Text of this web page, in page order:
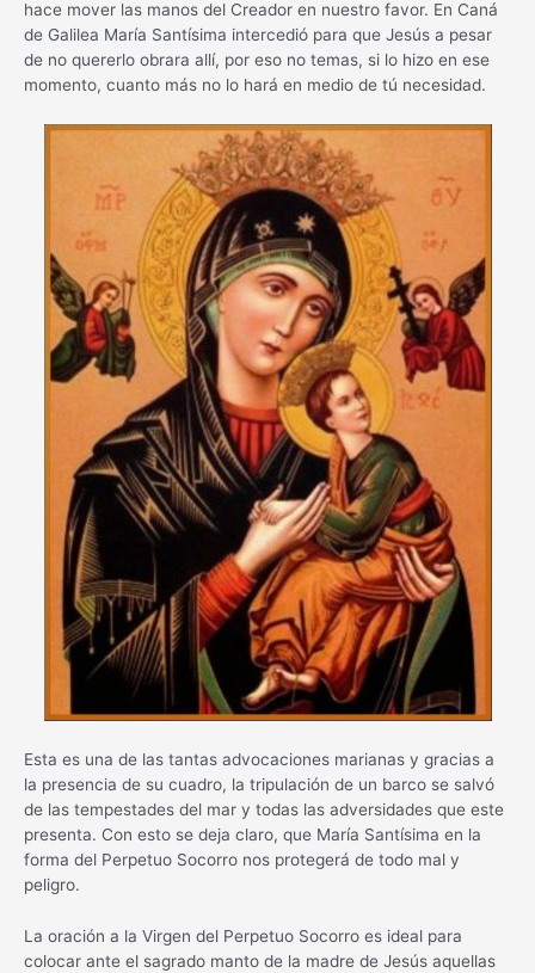
hace mover las manos del Creador en nuestro favor. En Caná
de Galilea María Santísima intercedió para que Jesús a pesar
de no quererlo obrara allí, por eso no temas, si lo hizo en ese
momento, cuanto más no lo hará en medio de tú necesidad.
Esta es una de las tantas advocaciones marianas y gracias a
la presencia de su cuadro, la tripulación de un barco se salvó
de las tempestades del mar y todas las adversidades que este
presenta. Con esto se deja claro, que María Santísima en la
forma del Perpetuo Socorro nos protegerá de todo mal y
peligro.
La oración a la Virgen del Perpetuo Socorro es ideal para
colocar ante el sagrado manto de la madre de Jesús aquellas